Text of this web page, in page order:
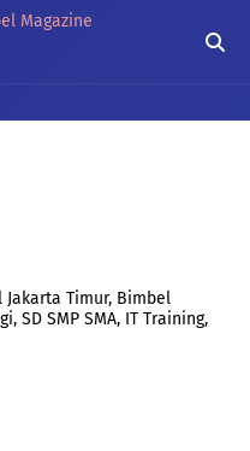
Timur, Bimbel
SD SMP SMA, IT Training,